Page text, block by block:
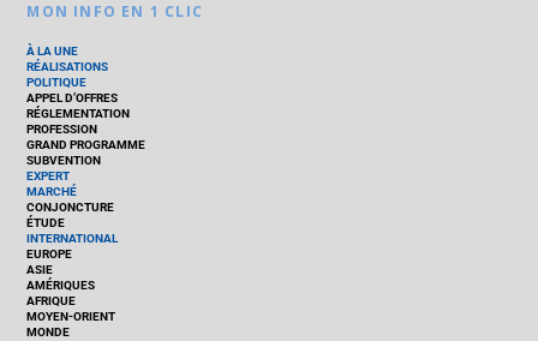
MON INFO EN 1 CLIC
À LA UNE
RÉALISATIONS
POLITIQUE
APPEL D’OFFRES
RÉGLEMENTATION
PROFESSION
GRAND PROGRAMME
SUBVENTION
EXPERT
MARCHÉ
CONJONCTURE
ÉTUDE
INTERNATIONAL
EUROPE
ASIE
AMÉRIQUES
AFRIQUE
MOYEN-ORIENT
MONDE